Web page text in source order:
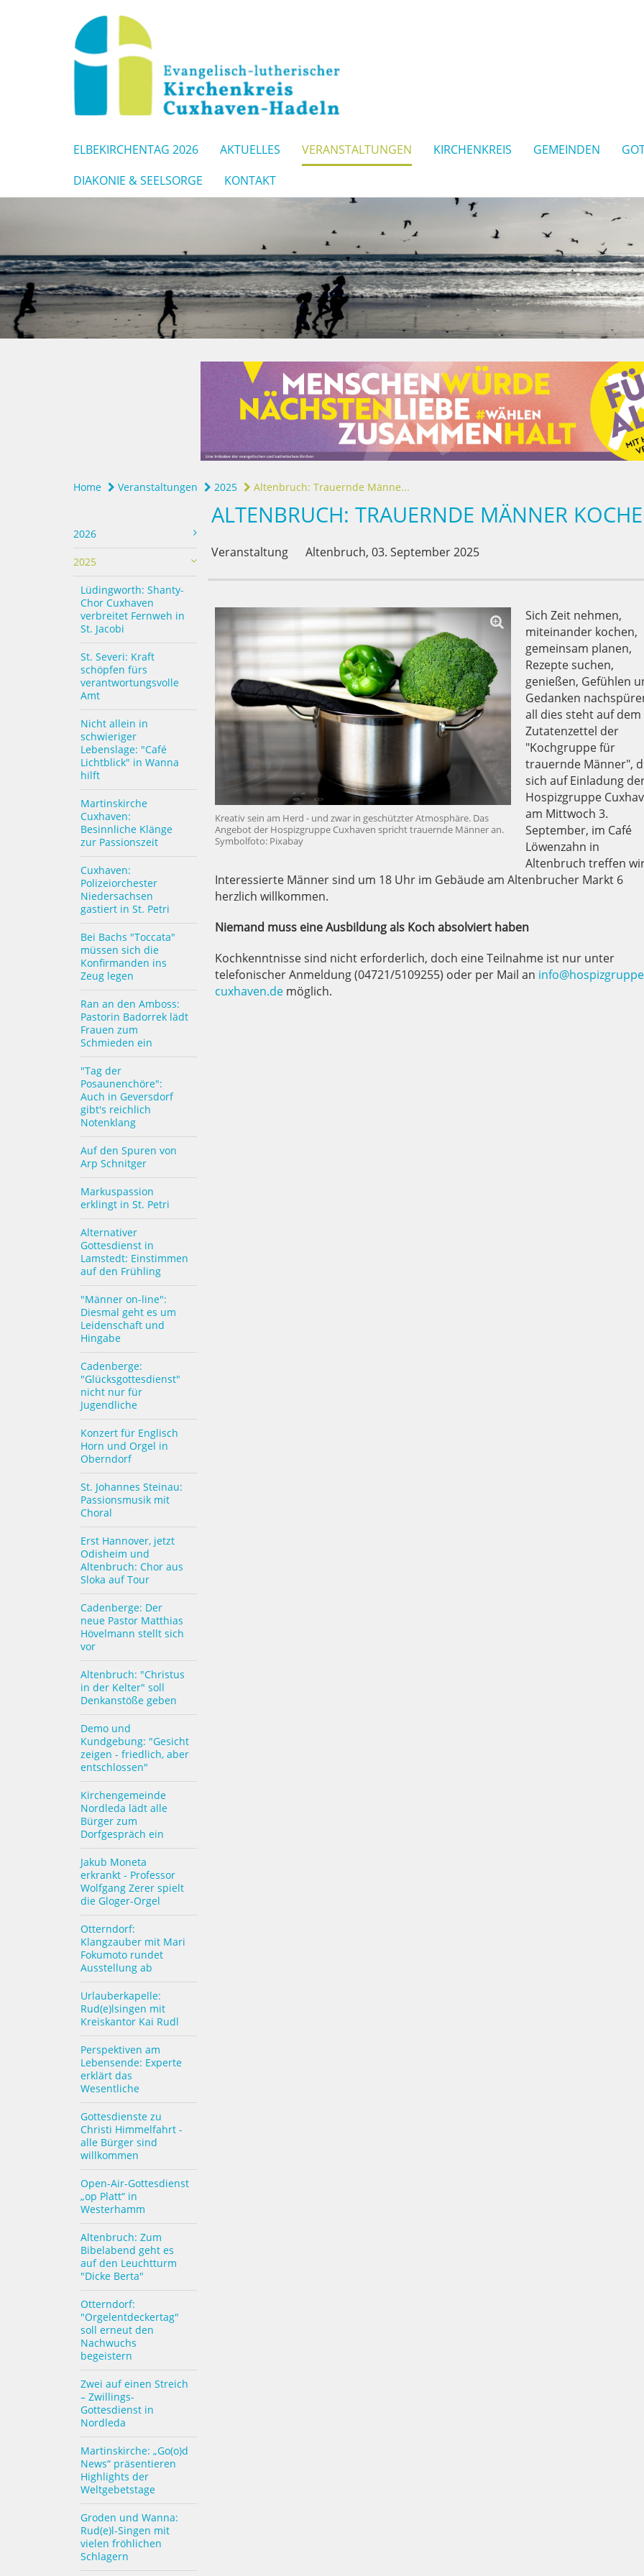
ELBEKIRCHENTAG 2026 AKTUELLES VERANSTALTUNGEN KIRCHENKREIS GEMEINDEN
DIAKONIE & SEELSORGE
KONTAKT
Home Veranstaltungen 2025 Altenbruch: Trauernde Männe...
2026
2025
Lüdingworth: Shanty-
Chor Cuxhaven
verbreitet Fernweh in
St. Jacobi
St. Severi: Kraft
schöpfen fürs
verantwortungsvolle
Amt
Nicht allein in
schwieriger
Lebenslage: "Café
Lichtblick" in Wanna
hilft
Martinskirche
Cuxhaven:
Besinnliche Klänge
zur Passionszeit
Cuxhaven:
Polizeiorchester
Niedersachsen
gastiert in St. Petri
Bei Bachs "Toccata"
müssen sich die
Konfirmanden ins
Zeug legen
Ran an den Amboss:
Pastorin Badorrek lädt
Frauen zum
Schmieden ein
"Tag der
Posaunenchöre":
Auch in Geversdorf
gibt's reichlich
Notenklang
Auf den Spuren von
Arp Schnitger
Markuspassion
erklingt in St. Petri
Alternativer
Gottesdienst in
Lamstedt: Einstimmen
auf den Frühling
"Männer on-line":
Diesmal geht es um
Leidenschaft und
Hingabe
Cadenberge:
"Glücksgottesdienst"
nicht nur für
Jugendliche
Konzert für Englisch
Horn und Orgel in
Oberndorf
St. Johannes Steinau:
Passionsmusik mit
Choral
Erst Hannover, jetzt
Odisheim und
Altenbruch: Chor aus
Sloka auf Tour
Cadenberge: Der
neue Pastor Matthias
Hövelmann stellt sich
vor
Altenbruch: "Christus
in der Kelter" soll
Denkanstöße geben
Demo und
Kundgebung: "Gesicht
zeigen - friedlich, aber
entschlossen"
Kirchengemeinde
Nordleda lädt alle
Bürger zum
Dorfgespräch ein
Jakub Moneta
erkrankt - Professor
Wolfgang Zerer spielt
die Gloger-Orgel
Otterndorf:
Klangzauber mit Mari
Fokumoto rundet
Ausstellung ab
Urlauberkapelle:
Rud(e)lsingen mit
Kreiskantor Kai Rudl
Perspektiven am
Lebensende: Experte
erklärt das
Wesentliche
Gottesdienste zu
Christi Himmelfahrt -
alle Bürger sind
willkommen
Open-Air-Gottesdienst
„op Platt“ in
Westerhamm
Altenbruch: Zum
Bibelabend geht es
auf den Leuchtturm
"Dicke Berta"
Otterndorf:
"Orgelentdeckertag"
soll erneut den
Nachwuchs
begeistern
Zwei auf einen Streich
– Zwillings-
Gottesdienst in
Nordleda
Martinskirche: „Go(o)d
News“ präsentieren
Highlights der
Weltgebetstage
Groden und Wanna:
Rud(e)l-Singen mit
vielen fröhlichen
Schlagern
ALTENBRUCH: TRAUERNDE MÄNNER
Veranstaltung Altenbruch, 03. September 2025
Kreativ sein am Herd - und zwar in geschützter Atmosphäre. Das
Angebot der Hospizgruppe Cuxhaven spricht trauernde Männer an.
Symbolfoto: Pixabay
Sich Zeit nehmen,
miteinander kochen,
gemeinsam planen,
Rezepte suchen,
genießen, Gefühlen
Gedanken
all dies steht auf dem
Zutatenzettel der
"Kochgruppe für
trauernde Männer",
sich auf Einladung
Hospizgruppe
am Mittwoch 3.
September, im Café
Löwenzahn in
Altenbruch treffen
Interessierte Männer sind um 18 Uhr im Gebäude am Altenbrucher Markt 6
herzlich willkommen.
Niemand muss eine Ausbildung als Koch absolviert haben
Kochkenntnisse sind nicht erforderlich, doch eine Teilnahme ist nur unter
telefonischer Anmeldung (04721/5109255) oder per Mail an
cuxhaven.demöglich.